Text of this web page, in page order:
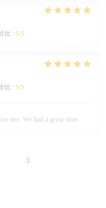
比 : 5/5
比 : 5/5
too. We had a great time
3